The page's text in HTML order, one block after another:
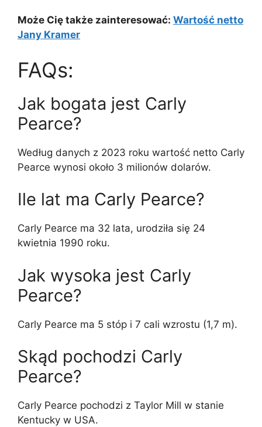
Może Cię także zainteresować: Wartość netto
Jany Kramer
FAQs:
Jak bogata jest Carly
Pearce?
Według danych z 2023 roku wartość netto Carly
Pearce wynosi około 3 milionów dolarów.
Ile lat ma Carly Pearce?
Carly Pearce ma 32 lata, urodziła się 24
kwietnia 1990 roku.
Jak wysoka jest Carly
Pearce?
Carly Pearce ma 5 stóp i 7 cali wzrostu (1,7 m).
Skąd pochodzi Carly
Pearce?
Carly Pearce pochodzi z Taylor Mill w stanie
Kentucky w USA.